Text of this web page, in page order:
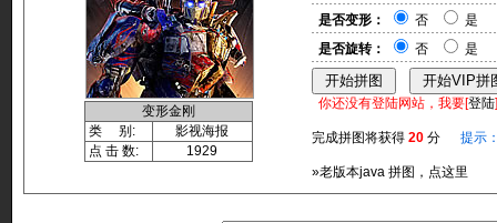
变形金刚
类 别:
影视海报
点 击 数:
1929
是否变形：
否
是
是否旋转：
否 是
你还没有登陆网站，我要[登陆
完成拼图将获得 20 分 提示
»老版本java 拼图，点这里